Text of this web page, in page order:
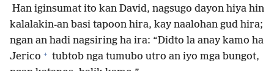
Han iginsumat ito kan David, nagsugo dayon hiya hin
kalalakin-an basi tapoon hira, kay naalohan gud hira;
ngan an hadi nagsiring ha ira: “Didto la anay kamo ha
Jerico + tubtob nga tumubo utro an iyo mga bungot,